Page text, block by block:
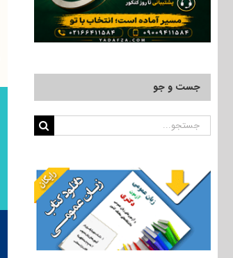
جست و جو
جستجو